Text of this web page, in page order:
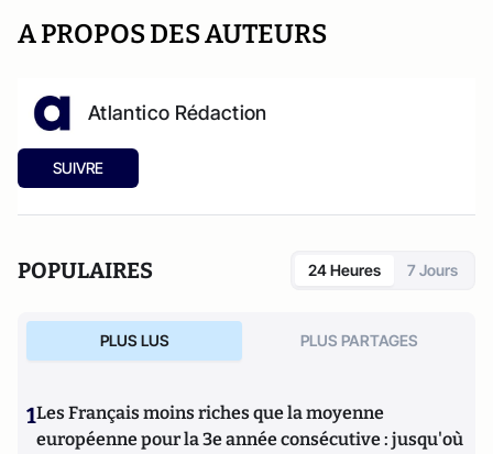
A PROPOS DES AUTEURS
Atlantico Rédaction
SUIVRE
POPULAIRES 24 Heures 7 Jours
PLUS LUS PLUS PARTAGES
1Les Français moins riches que la moyenne
européenne pour la 3e année consécutive : jusqu'où